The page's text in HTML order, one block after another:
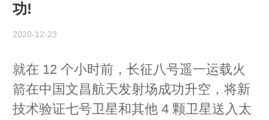
功!
2020-12-23
就在 12 个小时前，长征八号遥一运载火
箭在中国文昌航天发射场成功升空，将新
技术验证七号卫星和其他 4 颗卫星送入太